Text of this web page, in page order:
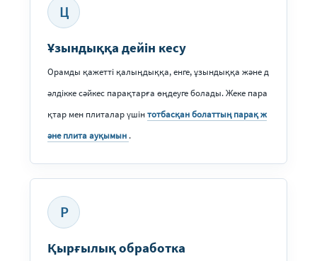
Ц
Ұзындыққа дейін кесу
Орамды қажетті қалыңдыққа, енге, ұзындыққа және д
әлдікке сәйкес парақтарға өңдеуге болады. Жеке пара
қтар мен плиталар үшінтотбасқан болаттың парақ ж
әне плита ауқымын .
P
Қырғылық обработка